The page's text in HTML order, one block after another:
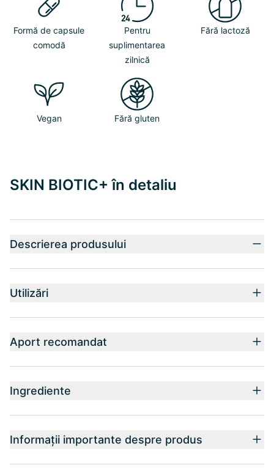
Formă de capsule
comodă
Pentru
suplimentarea
zilnică
Fără lactoză
Vegan Fără gluten
SKIN BIOTIC+ în detaliu
Descrierea produsului
Utilizări
Aport recomandat
Ingrediente
Informații importante despre produs